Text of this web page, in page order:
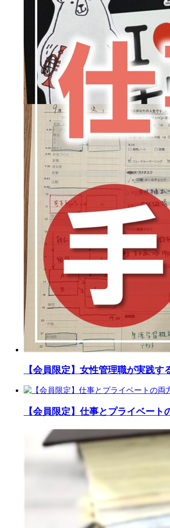
【会員限定】女性管理職が実践す
【会員限定】仕事とプライベー